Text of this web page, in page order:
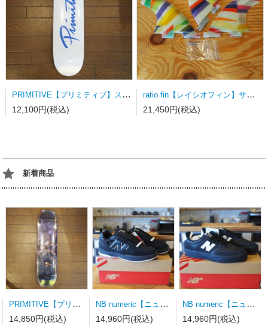
PRIMITIVE【プリミティブ】スケートボードデッキ NUEVO SCRIPT WHITE/DODGERS BLUE
12,100円(税込)
ratio fin【レイシオフィン】サーフボードフィン FCSⅡ用トライフィン Sサイズ カラーストライプ
21,450円(税込)
新着商品
PRIMITIVE【プリミティブ】スケートボードデッキ MOTA CLASH PURPLE 8.0×31.75wb14.19
14,850円(税込)
NB numeric【ニューバランス】スケートシューズ UN808LSC
14,960円(税込)
NB numeric【ニューバランス】スケートシューズ UN340YRW 23.0ｃｍ
14,960円(税込)